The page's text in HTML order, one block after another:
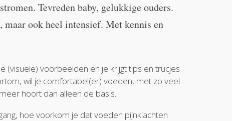
Tevreden baby, gelukkige ouders.
maar ook heel intensief. Met kennis en
(visuele) voorbeelden en je krijgt tips en trucjes
wil je comfortabel(er) voeden, met zo veel
hoort dan alleen de basis.
hoe voorkom je dat voeden pijnklachten